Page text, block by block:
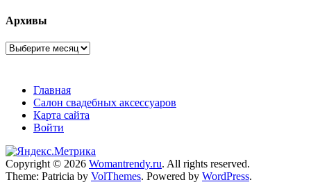
Архивы
Архивы
Главная
Салон свадебных аксессуаров
Карта сайта
Войти
Copyright © 2026 Womantrendy.ru. All rights reserved.
Theme: Patricia by VolThemes. Powered by WordPress.